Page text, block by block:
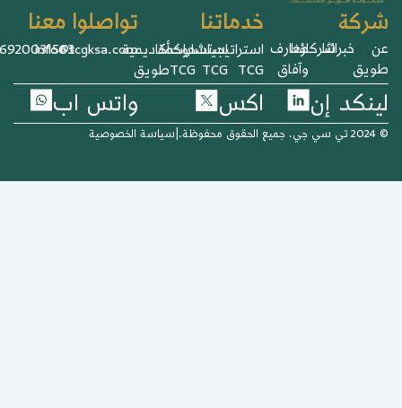
معارف
وآفاق
خدماتنا
استراتيجيات
TCG
استشارات
TCG
حوكمة
TCG
أكاديمية
طويق
تواصلوا معنا
info@tcgksa.com
966920031563+
اكس واتس اب
|سياسة الخصوصية